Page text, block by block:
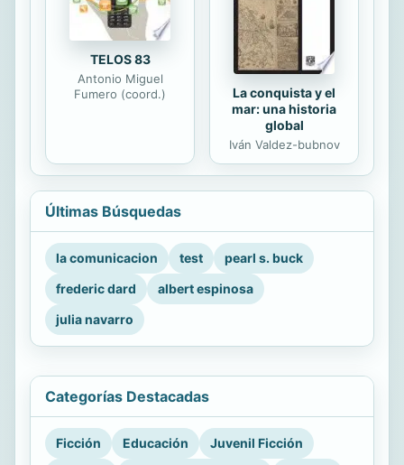
TELOS 83
Antonio Miguel
Fumero (coord.)
La conquista y el
mar: una historia
global
Iván Valdez-bubnov
Últimas Búsquedas
la comunicacion test
pearl s. buck
frederic dard
albert espinosa
julia navarro
Categorías Destacadas
Ficción Educación Juvenil Ficción